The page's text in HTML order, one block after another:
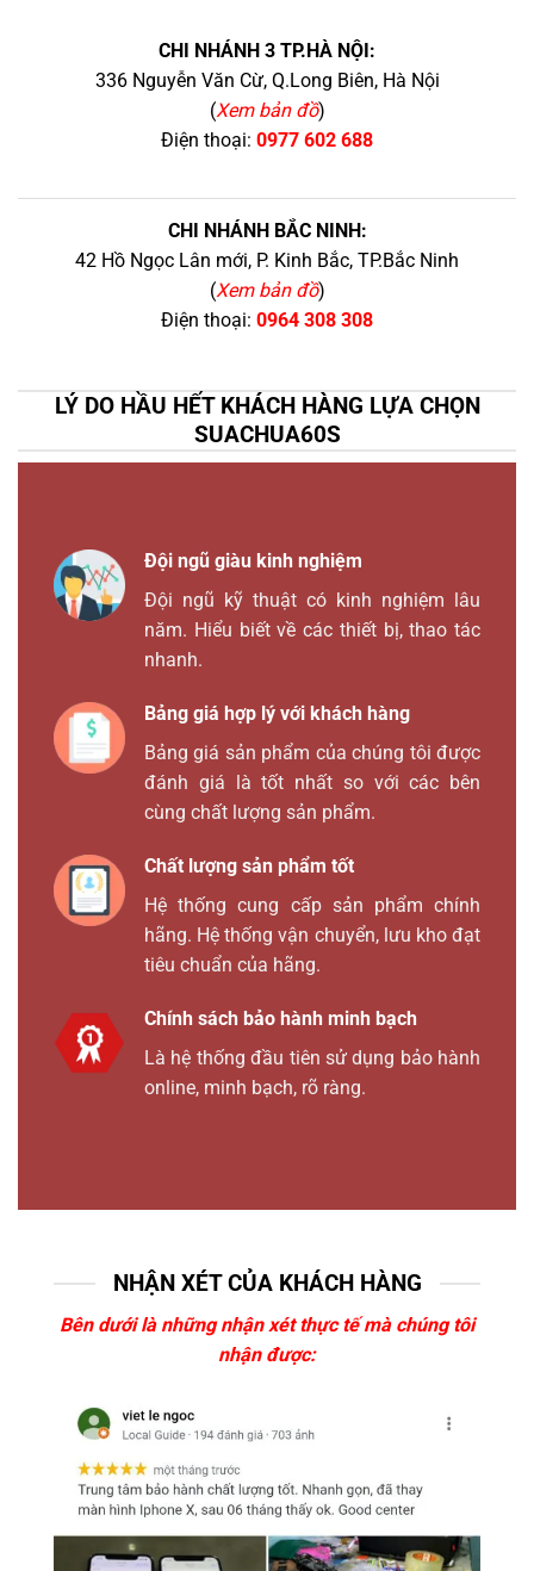
CHI NHÁNH 3 TP.HÀ NỘI:
336 Nguyễn Văn Cừ, Q.Long Biên, Hà Nội
(Xem bản đồ)
Điện thoại: 0977 602 688
CHI NHÁNH BẮC NINH:
42 Hồ Ngọc Lân mới, P. Kinh Bắc, TP.Bắc Ninh
(Xem bản đồ)
Điện thoại: 0964 308 308
LÝ DO HẦU HẾT KHÁCH HÀNG LỰA CHỌN
SUACHUA60S
Đội ngũ giàu kinh nghiệm
Đội ngũ kỹ thuật có kinh nghiệm lâu
năm. Hiểu biết về các thiết bị, thao tác
nhanh.
Bảng giá hợp lý với khách hàng
Bảng giá sản phẩm của chúng tôi được
đánh giá là tốt nhất so với các bên
cùng chất lượng sản phẩm.
Chất lượng sản phẩm tốt
Hệ thống cung cấp sản phẩm chính
hãng. Hệ thống vận chuyển, lưu kho đạt
tiêu chuẩn của hãng.
Chính sách bảo hành minh bạch
Là hệ thống đầu tiên sử dụng bảo hành
online, minh bạch, rõ ràng.
NHẬN XÉT CỦA KHÁCH HÀNG
Bên dưới là những nhận xét thực tế mà chúng tôi
nhận được: